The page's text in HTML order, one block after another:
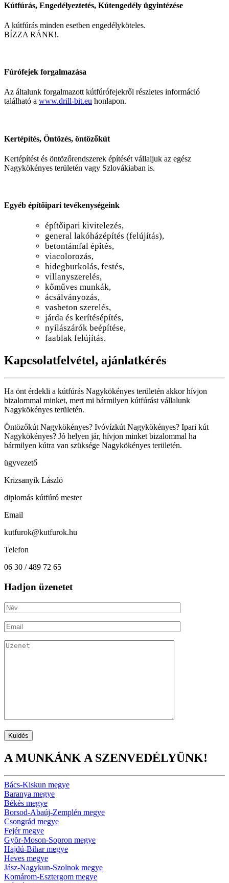
Kútfúrás, Engedélyeztetés, Kútengedély ügyintézése
A kútfúrás minden esetben engedélyköteles.
BÍZZA RÁNK!.
Fúrófejek forgalmazása
Az általunk forgalmazott kútfúrófejekről részletes információ
található a www.drill-bit.eu honlapon.
Kertépítés, Öntözés, öntözőkút
Kertépítést és öntözőrendszerek építését vállaljuk az egész
Nagykökényes területén vagy Szlovákiaban is.
Egyéb építőipari tevékenységeink
építőipari kivitelezés,
general lakóházépítés (felújítás),
betontámfal építés,
viacolorozás,
hidegburkolás, festés,
villanyszerelés,
kőműves munkák,
ácsálványozás,
vasbeton szerelés,
járda és kerítésépítés,
nyílászárók beépítése,
faablak felújítás.
Kapcsolatfelvétel, ajánlatkérés
Ha önt érdekli a kútfúrás Nagykökényes területén akkor hívjon
bizalommal minket, mert mi bármilyen kútfúrást vállalunk
Nagykökényes területén.
Öntözőkút Nagykökényes? Ivóvízkút Nagykökényes? Ipari kút
Nagykökényes? Jó helyen jár, hívjon minket bizalommal ha
bármilyen kútra van szüksége Nagykökényes területén.
ügyvezető
Krizsanyik László
diplomás kútfúró mester
Email
kutfurok@kutfurok.hu
Telefon
06 30 / 489 72 65
Hadjon üzenetet
A MUNKÁNK A SZENVEDÉLYÜNK!
Bács-Kiskun megye
Baranya megye
Békés megye
Borsod-Abaúj-Zemplén megye
Csongrád megye
Fejér megye
Gyõr-Moson-Sopron megye
Hajdú-Bihar megye
Heves megye
Jász-Nagykun-Szolnok megye
Komárom-Esztergom megye